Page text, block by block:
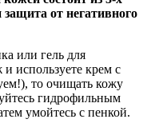
от негативного
или гель для
используете крем с
то очищать кожу
гидрофильным
умойтесь с пенкой.